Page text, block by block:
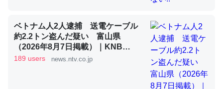
これを元に考えるとカルシウムを大量に使う脊椎動物と貝
類は苦労してるんだな…。腹足類だと殻を無くしてナメク
─ニュース :: 【研究発表】昆虫学の大問題＝「昆虫はなぜ海にいな
ベトナム人2人逮捕 送電ケーブル
約2.2トン盗んだ疑い 富山県
（2026年8月7日掲載）｜KNB
NEWS NNN
189 users news.ntv.co.jp